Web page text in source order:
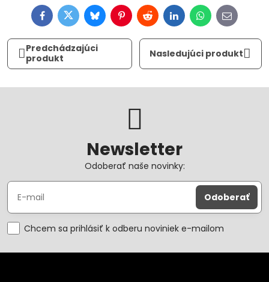
FacebookTwitterBlueskyPinterestRedditLinkedInWhatsApp
E-
mail
Predchádzajúci
produkt
Nasledujúci produkt
Newsletter
Odoberať naše novinky:
Odoberať
Chcem sa prihlásiť k odberu noviniek e-mailom